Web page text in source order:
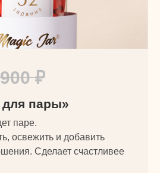
₽
для пары»
паре.
освежить и добавить
Сделает счастливее